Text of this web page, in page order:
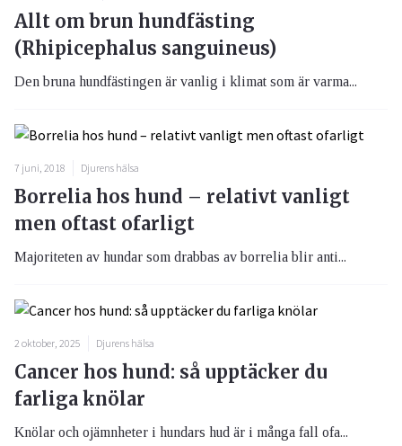
Allt om brun hundfästing
(Rhipicephalus sanguineus)
Den bruna hundfästingen är vanlig i klimat som är varma...
7 juni, 2018 Djurens hälsa
Borrelia hos hund – relativt vanligt
men oftast ofarligt
Majoriteten av hundar som drabbas av borrelia blir anti...
2 oktober, 2025 Djurens hälsa
Cancer hos hund: så upptäcker du
farliga knölar
Knölar och ojämnheter i hundars hud är i många fall ofa...